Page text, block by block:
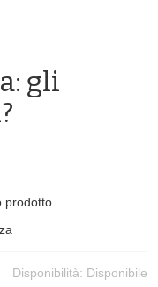
gli
prodotto
Disponibilità: Disponibile